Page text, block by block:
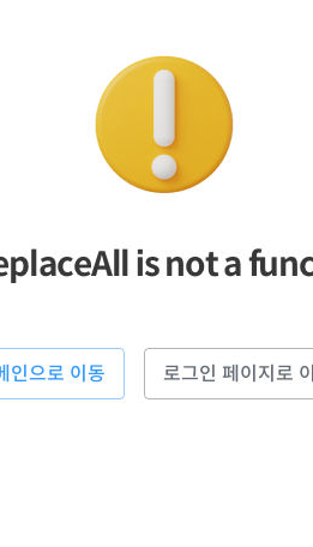
is not a
인으로 이동 로그인 페이지로